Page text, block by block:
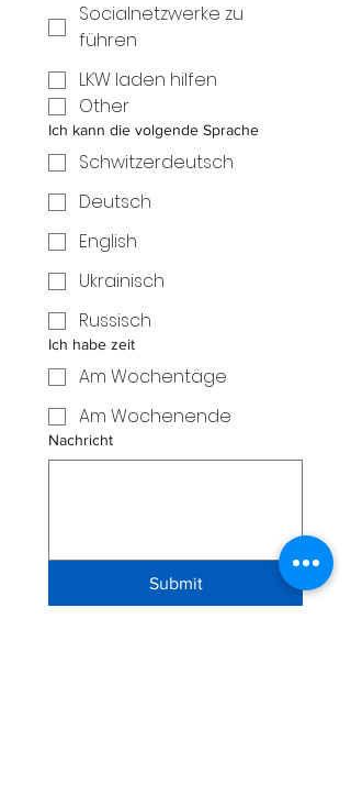
Socialnetzwerke zu
führen
LKW laden hilfen
Other
Ich kann die volgende Sprache
Schwitzerdeutsch
Deutsch
English
Ukrainisch
Russisch
Ich habe zeit
Am Wochentäge
Am Wochenende
Nachricht
Submit